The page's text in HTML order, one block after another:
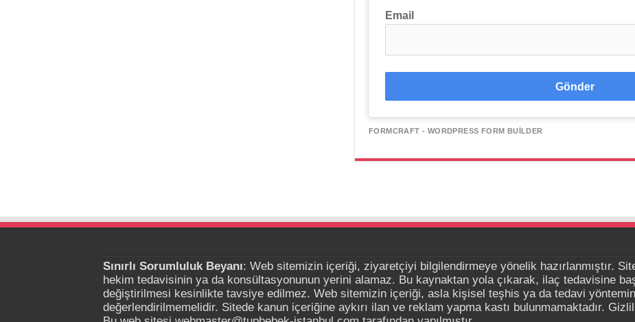
Email
Gönder
FORMCRAFT - WORDPRESS FORM BUILDER
Sınırlı Sorumluluk Beyanı: Web sitemizin içeriği, ziyaretçiyi bilgilendirmeye yönelik hazırlanmıştır.
hekim tedavisinin ya da konsültasyonunun yerini alamaz. Bu kaynaktan yola çıkarak, ilaç tedavisine
değiştirilmesi kesinlikte tavsiye edilmez. Web sitemizin içeriği, asla kişisel teşhis ya da tedavi
değerlendirilmemelidir. Sitede kanun içeriğine aykırı ilan ve reklam yapma kastı bulunmamaktadır.